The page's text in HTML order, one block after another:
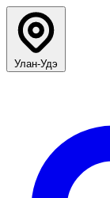
Улан-Удэ